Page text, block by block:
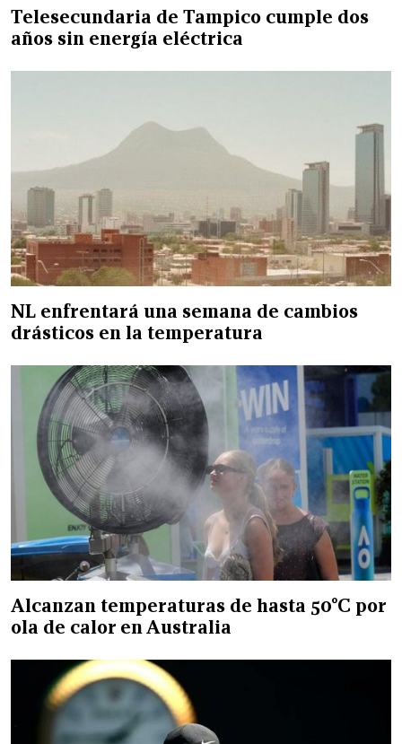
Telesecundaria de Tampico cumple dos
años sin energía eléctrica
NL enfrentará una semana de cambios
drásticos en la temperatura
Alcanzan temperaturas de hasta 50°C por
ola de calor en Australia